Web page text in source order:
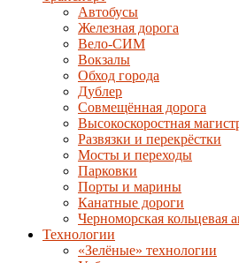
Автобусы
Железная дорога
Вело-СИМ
Вокзалы
Обход города
Дублер
Совмещённая дорога
Высокоскоростная
Развязки и перекрёстки
Мосты и переходы
Парковки
Порты и марины
Канатные дороги
Черноморская кольцевая
Технологии
«Зелёные» технологии